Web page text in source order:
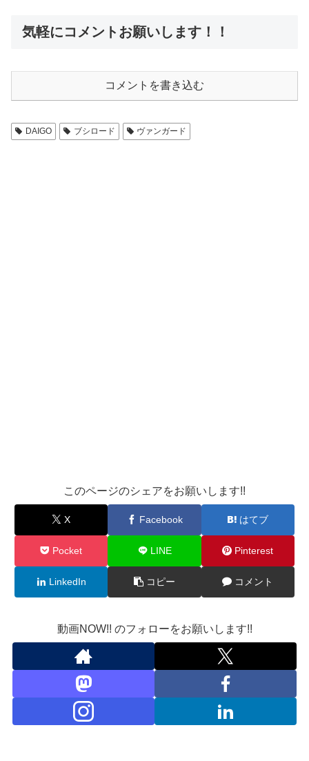
気軽にコメントお願いします！！
コメントを書き込む
DAIGO ブシロード ヴァンガード
このページのシェアをお願いします!!
X Facebook はてブ
Pocket LINE Pinterest
LinkedIn コピー コメント
動画NOW!! のフォローをお願いします!!